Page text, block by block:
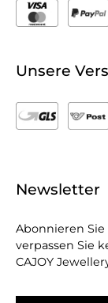
Unsere
Newsletter
Abonnieren
verpassen Sie
CAJOY